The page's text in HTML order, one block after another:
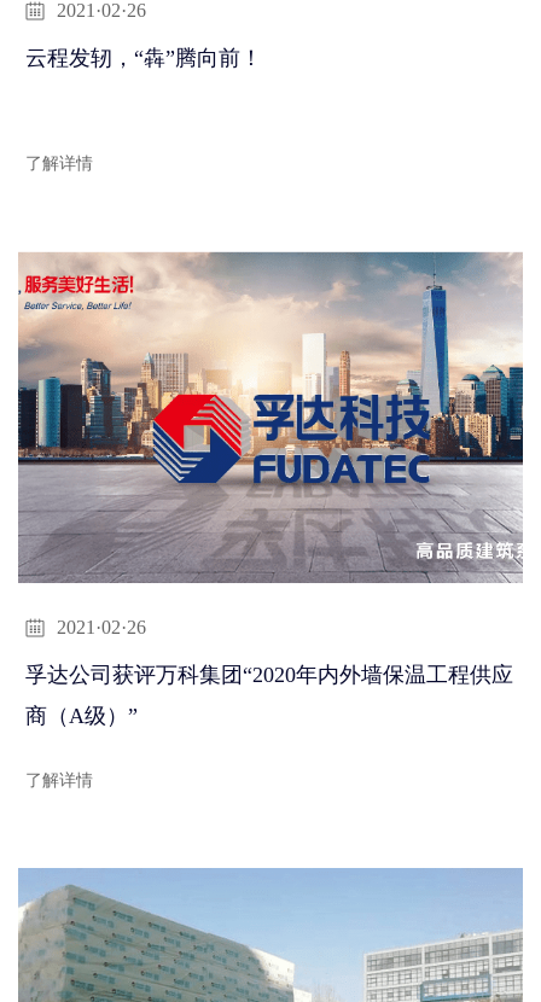
2021·02·26
云程发轫，“犇”腾向前！
了解详情
2021·02·26
孚达公司获评万科集团“2020年内外墙保温工程供应
商（A级）”
了解详情